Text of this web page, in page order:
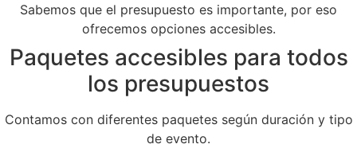
Sabemos que el presupuesto es importante, por eso
ofrecemos opciones accesibles.
Paquetes accesibles para todos
los presupuestos
Contamos con diferentes paquetes según duración y tipo
de evento.